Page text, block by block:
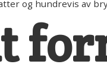
og hundrevis av